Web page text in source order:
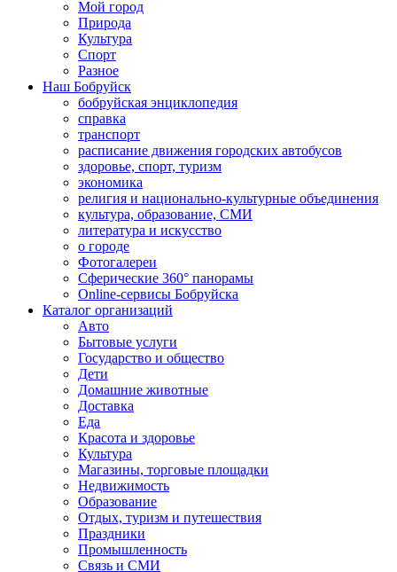
Мой город
Природа
Культура
Спорт
Разное
Наш Бобруйск
бобруйская энциклопедия
справка
транспорт
расписание движения городских автобусов
здоровье, спорт, туризм
экономика
религия и национально-культурные объединения
культура, образование, СМИ
литература и искусство
о городе
Фотогалереи
Сферические 360° панорамы
Online-сервисы Бобруйска
Каталог организаций
Авто
Бытовые услуги
Государство и общество
Дети
Домашние животные
Доставка
Еда
Красота и здоровье
Культура
Магазины, торговые площадки
Недвижимость
Образование
Отдых, туризм и путешествия
Праздники
Промышленность
Связь и СМИ